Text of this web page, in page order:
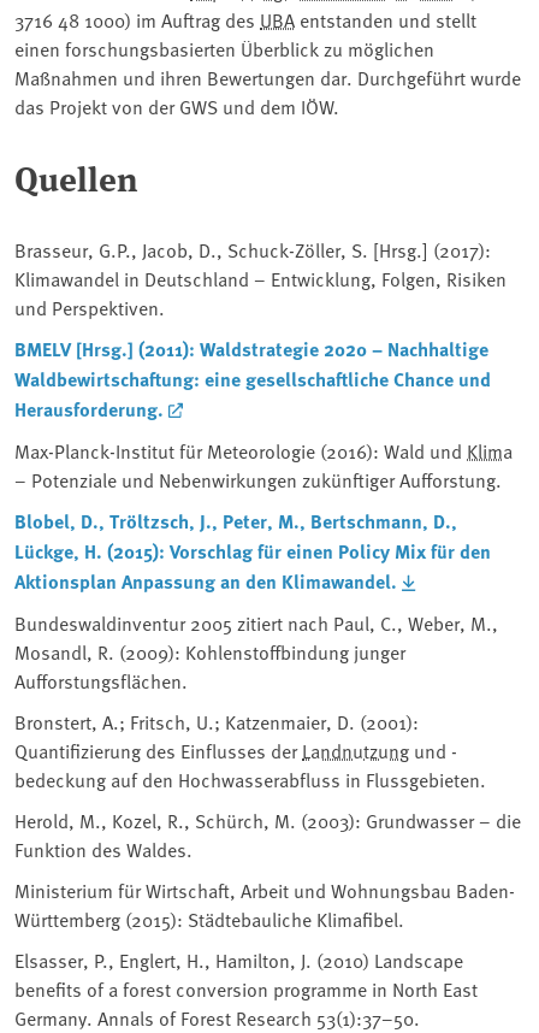
3716 48 1000) im Auftrag des UBA entstanden und stellt
einen forschungsbasierten Überblick zu möglichen
Maßnahmen und ihren Bewertungen dar. Durchgeführt wurde
das Projekt von der GWS und dem IÖW.
Quellen
Brasseur, G.P., Jacob, D., Schuck-Zöller, S. [Hrsg.] (2017):
Klimawandel in Deutschland – Entwicklung, Folgen, Risiken
und Perspektiven.
BMELV [Hrsg.] (2011): Waldstrategie 2020 – Nachhaltige
Waldbewirtschaftung: eine gesellschaftliche Chance und
Herausforderung.
Max-Planck-Institut für Meteorologie (2016): Wald und Klima
– Potenziale und Nebenwirkungen zukünftiger Aufforstung.
Blobel, D., Tröltzsch, J., Peter, M., Bertschmann, D.,
Lückge, H. (2015): Vorschlag für einen Policy Mix für den
Aktionsplan Anpassung an den Klimawandel.
Bundeswaldinventur 2005 zitiert nach Paul, C., Weber, M.,
Mosandl, R. (2009): Kohlenstoffbindung junger
Aufforstungsflächen.
Bronstert, A.; Fritsch, U.; Katzenmaier, D. (2001):
Quantifizierung des Einflusses derLandnutzung und -
bedeckung auf den Hochwasserabfluss in Flussgebieten.
Herold, M., Kozel, R., Schürch, M. (2003): Grundwasser – die
Funktion des Waldes.
Ministerium für Wirtschaft, Arbeit und Wohnungsbau Baden-
Württemberg (2015): Städtebauliche Klimafibel.
Elsasser, P., Englert, H., Hamilton, J. (2010) Landscape
benefits of a forest conversion programme in North East
Germany. Annals of Forest Research 53(1):37–50.